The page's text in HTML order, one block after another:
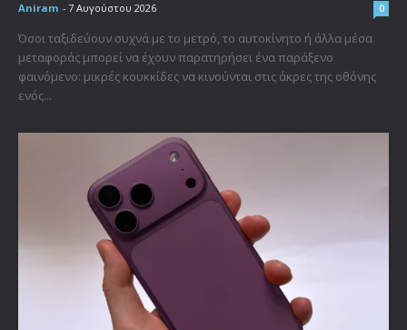
Aniram - 7 Αυγούστου 2026 0
Όσοι ταξιδεύουν συχνά με το μετρό, το αυτοκίνητο ή άλλα μέσα
μεταφοράς μπορεί να έχουν παρατηρήσει ένα παράξενο
φαινόμενο: μικρές κουκκίδες να κινούνται στις άκρες της οθόνης
ενός...